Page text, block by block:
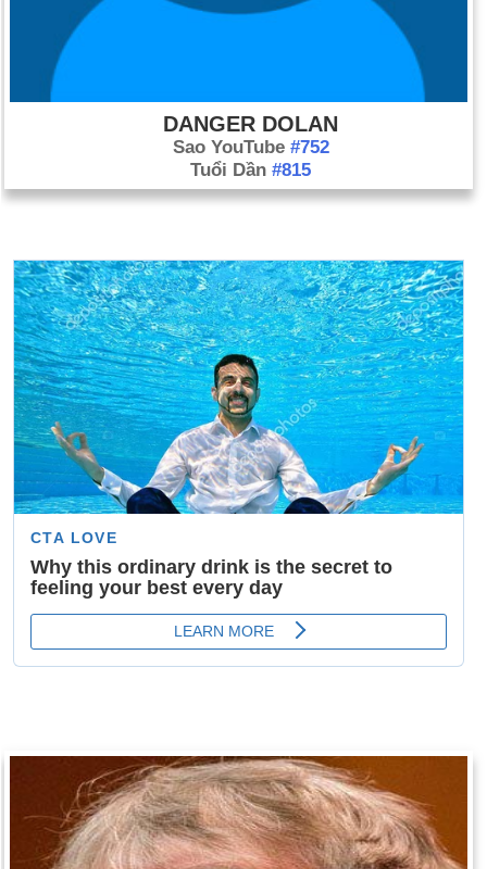
DANGER DOLAN
Sao YouTube #752
Tuổi Dần #815